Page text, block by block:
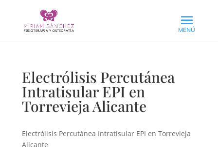
Electrólisis Percutánea
Intratisular EPI en
Torrevieja Alicante
Electrólisis Percutánea Intratisular EPI en Torrevieja
Alicante